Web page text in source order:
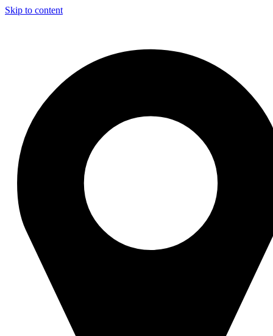
Skip to content